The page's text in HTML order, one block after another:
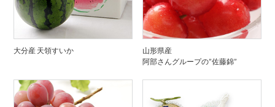
大分産 天領すいか
山形県産
阿部さんグループの”佐藤錦”